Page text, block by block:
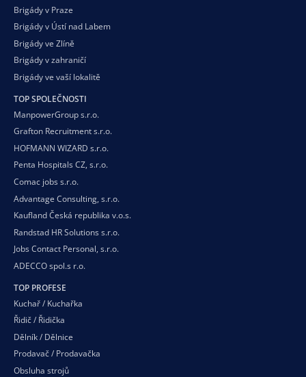
Brigády v Praze
Brigády v Ústí nad Labem
Brigády ve Zlíně
Brigády v zahraničí
Brigády ve vaší lokalitě
TOP SPOLEČNOSTI
ManpowerGroup s.r.o.
Grafton Recruitment s.r.o.
HOFMANN WIZARD s.r.o.
Penta Hospitals CZ, s.r.o.
Comac jobs s.r.o.
Advantage Consulting, s.r.o.
Kaufland Česká republika v.o.s.
Randstad HR Solutions s.r.o.
Jobs Contact Personal, s.r.o.
ADECCO spol.s r.o.
TOP PROFESE
Kuchař / Kuchařka
Řidič / Řidička
Dělník / Dělnice
Prodavač / Prodavačka
Obsluha strojů